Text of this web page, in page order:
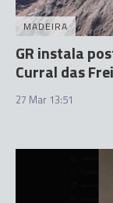
MADEIRA
GR instala
Curral das
27 Mar 13:51